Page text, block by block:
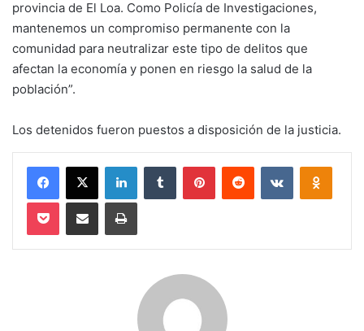
provincia de El Loa. Como Policía de Investigaciones,
mantenemos un compromiso permanente con la
comunidad para neutralizar este tipo de delitos que
afectan la economía y ponen en riesgo la salud de la
población”.
Los detenidos fueron puestos a disposición de la justicia.
Facebook
X LinkedInTumblr PinterestReddit VKontakte
Pocket Compartir via email Imprimir